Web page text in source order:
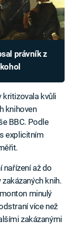
právník z
kvůli
knihoven
BBC. Podle
explicitním
nařízení až do
knih.
minulý
více než
zakázanými